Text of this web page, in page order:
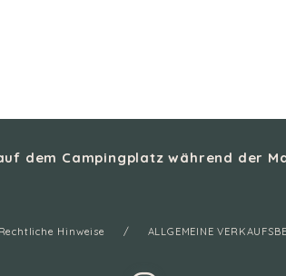
dem Campingplatz während der
Rechtliche Hinweise ALLGEMEINE